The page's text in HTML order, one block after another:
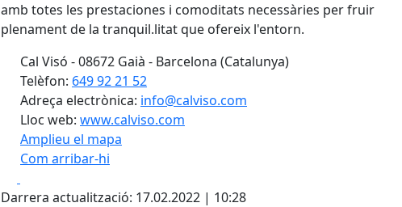
amb totes les prestaciones i comoditats necessàries per fruir
plenament de la tranquil.litat que ofereix l'entorn.
Cal Visó - 08672 Gaià - Barcelona (Catalunya)
Telèfon: 649 92 21 52
Adreça electrònica: info@calviso.com
Lloc web: www.calviso.com
Amplieu el mapa
Com arribar-hi
+
Darrera actualització: 17.02.2022 | 10:28